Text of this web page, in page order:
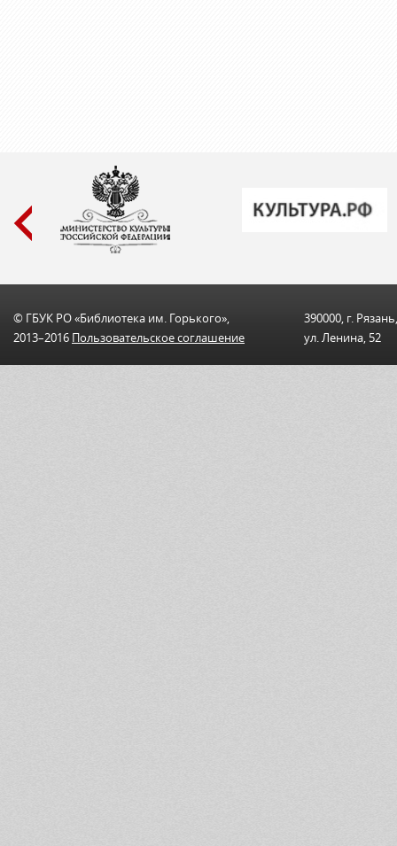
© ГБУК РО «Библиотека им. Горького»,
2013–2016 Пользовательскоe соглашениe
390000, г. Рязань,
ул. Ленина, 52